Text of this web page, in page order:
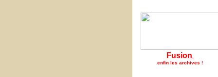
Fusion
enfin les archives !